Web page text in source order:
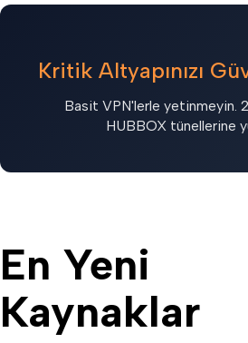
Kritik Altyapınızı
Basit VPN'lerle
HUBBOX tünellerine
En Yeni
Kaynaklar